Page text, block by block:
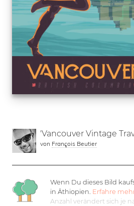
'Vancouver Vintage
von François Beutier
Wenn Du dieses Bild
in Äthiopien. Erfahre
Anzahl verändert sich je